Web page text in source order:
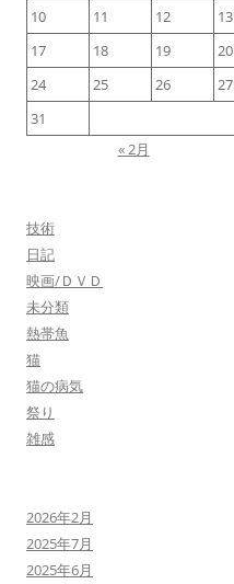
シ
ョ
ン
10
11 12 13
17
18 19 20
24
25 26 27
31
« 2月
技術
日記
映画/ＤＶＤ
未分類
熱帯魚
猫
猫の病気
祭り
雑感
2026年2月
2025年7月
2025年6月